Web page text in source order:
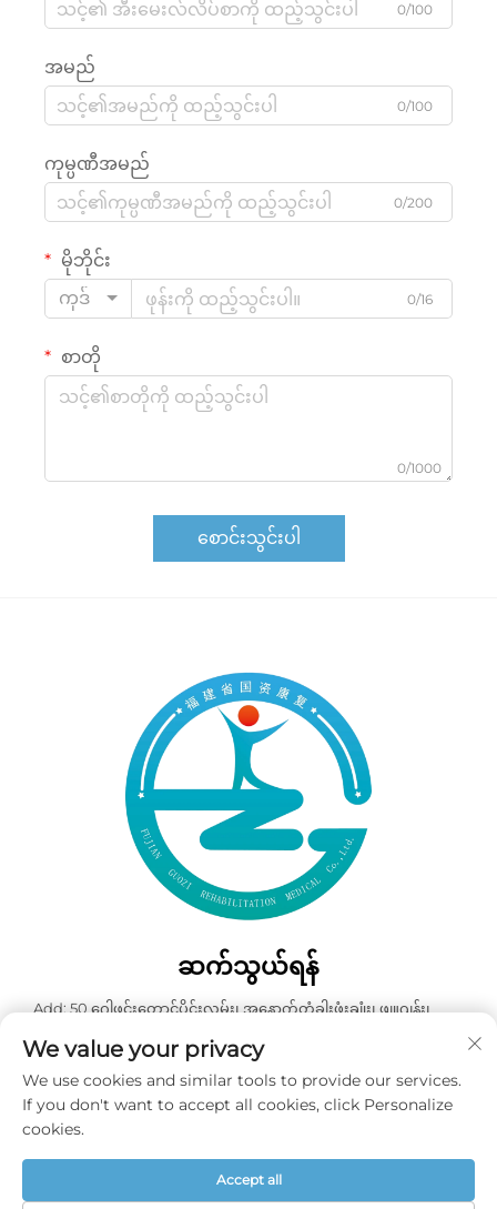
0/100
အမည်
0/100
ကုမ္ပဏီအမည်
0/200
မိုဘိုင်း
ကုဒ်
0/16
စာတို
0/1000
စောင်းသွင်းပါ
ဆက်သွယ်ရန်
Add: 50 ဂေါဖင်းတောင်ပိုင်းလမ်း၊ အနောက်တံခါးဖုံးချုံး၊ ဖျူဂျန်း၊
+86-19859128239
အီးမေးလ်:[email protected]
မူပိုင်ခွင့် © ၂၀၂၆ ဖုကျန်း ဂွို့ဇီ ပြန်လည်ထူထောင်ရေး ဆေးဘက်ဆိုင် ကုမ္ပဏီ
လီမစ်တိတ် အားလုံးသော အခွင့်အရေးများ ကာကွယ်ထားသည် -
လျှို့ဝှက်မှု
We value your privacy
We use cookies and similar tools to provide our services.
If you don't want to accept all cookies, click Personalize
cookies.
Accept all